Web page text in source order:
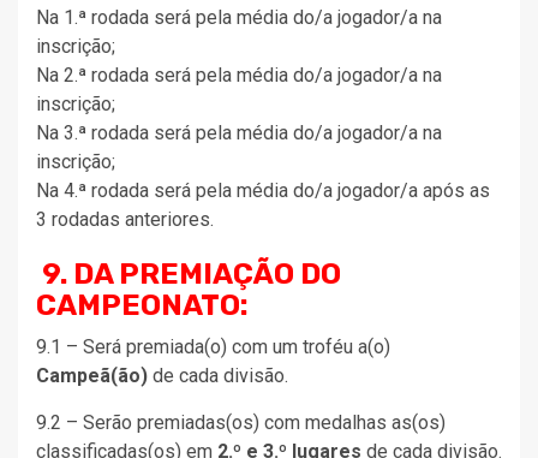
Na 1.ª rodada será pela média do/a jogador/a na
inscrição;
Na 2.ª rodada será pela média do/a jogador/a na
inscrição;
Na 3.ª rodada será pela média do/a jogador/a na
inscrição;
Na 4.ª rodada será pela média do/a jogador/a após as
3 rodadas anteriores.
9. DA PREMIAÇÃO DO
CAMPEONATO:
9.1 – Será premiada(o) com um troféu a(o)
Campeã(ão) de cada divisão.
9.2 – Serão premiadas(os) com medalhas as(os)
classificadas(os) em 2.º e 3.º lugares de cada divisão.